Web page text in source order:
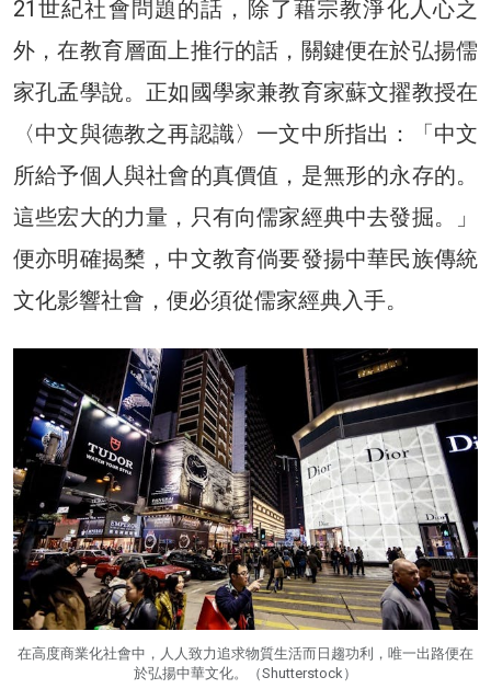
21世紀社會問題的話，除了藉宗教淨化人心之
外，在教育層面上推行的話，關鍵便在於弘揚儒
家孔孟學說。正如國學家兼教育家蘇文擢教授在
〈中文與德教之再認識〉一文中所指出：「中文
所給予個人與社會的真價值，是無形的永存的。
這些宏大的力量，只有向儒家經典中去發掘。」
便亦明確揭櫫，中文教育倘要發揚中華民族傳統
文化影響社會，便必須從儒家經典入手。
在高度商業化社會中，人人致力追求物質生活而日趨功利，唯一出路便在
於弘揚中華文化。（Shutterstock）